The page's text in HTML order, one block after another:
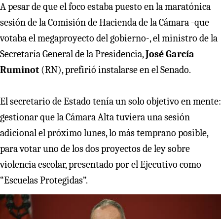
A pesar de que el foco estaba puesto en la maratónica
sesión de la Comisión de Hacienda de la Cámara -que
votaba el megaproyecto del gobierno-, el ministro de la
Secretaría General de la Presidencia,José García
Ruminot (RN), prefirió instalarse en el Senado.
El secretario de Estado tenía un solo objetivo en mente:
gestionar que la Cámara Alta tuviera una sesión
adicional el próximo lunes, lo más temprano posible,
para votar uno de los dos proyectos de ley sobre
violencia escolar, presentado por el Ejecutivo como
“Escuelas Protegidas”.